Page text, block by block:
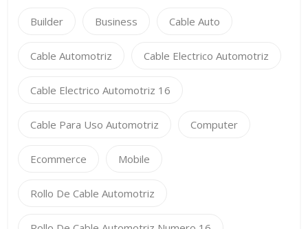
Builder Business Cable Auto
Cable Automotriz Cable Electrico Automotriz
Cable Electrico Automotriz 16
Cable Para Uso Automotriz Computer
Ecommerce Mobile
Rollo De Cable Automotriz